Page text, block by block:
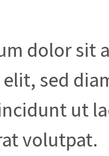
dolor sit
sed
ut
volutpat.